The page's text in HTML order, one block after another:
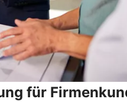
für